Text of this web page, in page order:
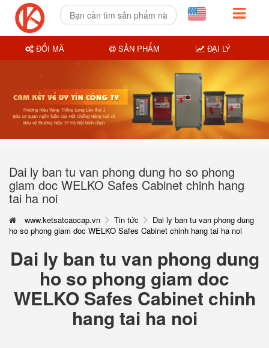
Dai ly ban tu van phong dung ho so phong
giam doc WELKO Safes Cabinet chinh hang
tai ha noi
www.ketsatcaocap.vn Tin tức
Dai ly ban tu van phong dung
ho so phong giam doc WELKO Safes Cabinet chinh hang tai ha noi
Dai ly ban tu van phong dung
ho so phong giam doc
WELKO Safes Cabinet chinh
hang tai ha noi
ĐỔI MÃ SẢN PHẨM ĐẠI LÝ